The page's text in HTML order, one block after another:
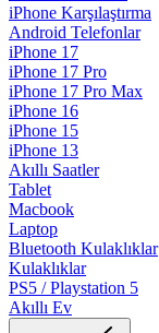
iPhone Karşılaştırma
Android Telefonlar
iPhone 17
iPhone 17 Pro
iPhone 17 Pro Max
iPhone 16
iPhone 15
iPhone 13
Akıllı Saatler
Tablet
Macbook
Laptop
Bluetooth Kulaklıklar
Kulaklıklar
PS5 / Playstation 5
Akıllı Ev